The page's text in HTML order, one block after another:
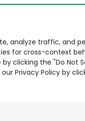
analyze traffic, and
for cross-context
clicking the "Do Not
Privacy Policy by